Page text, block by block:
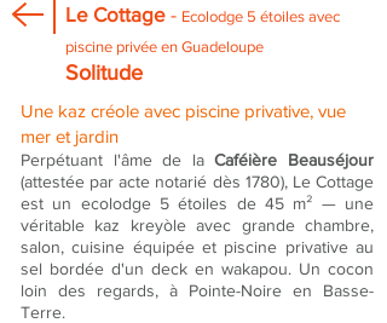
Le Cottage - Ecolodge 5 étoiles avec
piscine privée en Guadeloupe
Solitude
Une kaz créole avec piscine privative, vue
mer et jardin
Perpétuant l'âme de laCaféière Beauséjour
(attestée par acte notarié dès 1780), Le Cottage
est un ecolodge 5 étoiles de 45 m² — une
véritable kaz kreyòle avec grande chambre,
salon, cuisine équipée et piscine privative au
sel bordée d'un deck en wakapou. Un cocon
loin des regards, à Pointe-Noire en Basse-
Terre.